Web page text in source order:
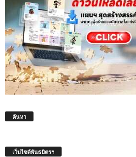
ค้นหา
เว็บไซต์พันธมิตรฯ